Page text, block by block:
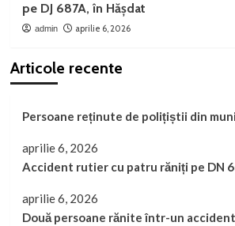
pe DJ 687A, în Hășdat
admin aprilie 6, 2026
Articole recente
Persoane reținute de polițiștii din
aprilie 6, 2026
Accident rutier cu patru răniți pe DN
aprilie 6, 2026
Două persoane rănite într-un